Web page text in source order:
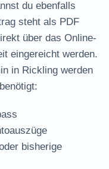
du ebenfalls
steht als PDF
über das Online-
eingereicht werden.
in Rickling werden
bisherige